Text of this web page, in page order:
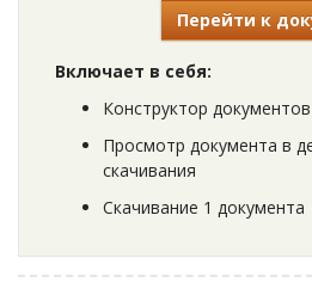
Перейти к
Включает в себя:
Конструктор документов
Просмотр документа в
скачивания
Скачивание 1 документа